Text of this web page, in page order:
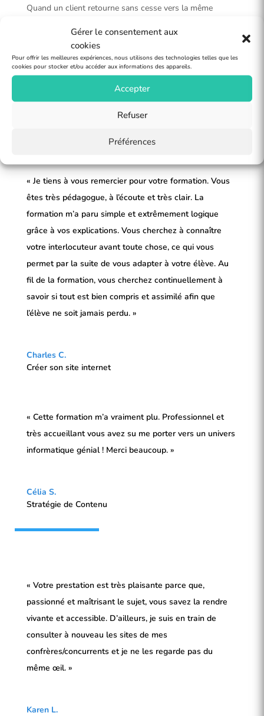
Gérer le consentement aux
cookies
Pour offrir les meilleures expériences, nous utilisons des technologies telles que les
cookies pour stocker et/ou accéder aux informations des appareils.
Accepter
Refuser
Préférences
Quand un client retourne sans cesse vers la même
de la qualité et du service du prestataire. Je suis plus
qu’enchanté d’avoir rencontré professionnellement Jean-
Charles. Une perle dans son domaine : rapide, efficace,
professionnel, très patient et une gentillesse inégalée.
Merci pour tout et à très bientôt
« Je tiens à vous remercier pour votre formation. Vous
êtes très pédagogue, à l’écoute et très clair. La
formation m’a paru simple et extrêmement logique
grâce à vos explications. Vous cherchez à connaître
votre interlocuteur avant toute chose, ce qui vous
permet par la suite de vous adapter à votre élève. Au
fil de la formation, vous cherchez continuellement à
savoir si tout est bien compris et assimilé afin que
l’élève ne soit jamais perdu. »
Charles C.
Créer son site internet
« Cette formation m’a vraiment plu. Professionnel et
très accueillant vous avez su me porter vers un univers
informatique génial ! Merci beaucoup. »
Célia S.
Stratégie de Contenu
« Votre prestation est très plaisante parce que,
passionné et maîtrisant le sujet, vous savez la rendre
vivante et accessible. D’ailleurs, je suis en train de
consulter à nouveau les sites de mes
confrères/concurrents et je ne les regarde pas du
même œil. »
Karen L.